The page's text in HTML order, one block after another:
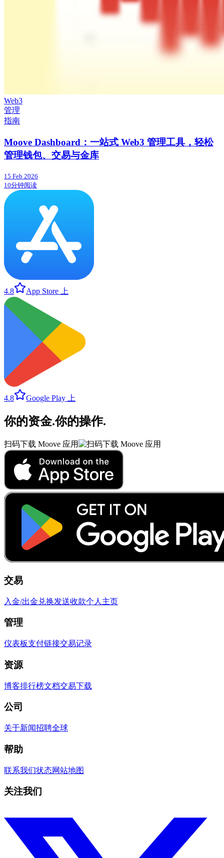
Web3
管理
指南
Moove Dashboard：一站式 Web3 管理工具，轻松
管理钱包、交易与金库
15 Feb 2026
10分钟阅读
4.8 App Store 上
4.8 Google Play 上
你的资金.你的操作.
扫码下载 Moove 应用
交易
入金/出金 兑换发送收款个人主页
管理
仪表板支付链接交易记录
资源
博客排行榜文档交易下载
公司
关于新闻招聘全球
帮助
联系我们状态网站地图
关注我们